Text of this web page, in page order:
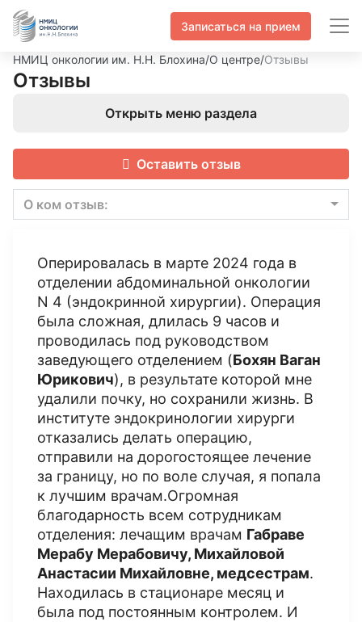
Записаться на прием
НМИЦ онкологии им. Н.Н. Блохина/О центре/Отзывы
Отзывы
Открыть меню раздела
Оставить отзыв
О ком отзыв:
Оперировалась в марте 2024 года в
отделении абдоминальной онкологии
N 4 (эндокринной хирургии). Операция
была сложная, длилась 9 часов и
проводилась под руководством
заведующего отделением (Бохян Ваган
Юрикович), в результате которой мне
удалили почку, но сохранили жизнь. В
институте эндокринологии хирурги
отказались делать операцию,
отправили на дорогостоящее лечение
за границу, но по воле случая, я попала
к лучшим врачам.Огромная
благодарность всем сотрудникам
отделения: лечащим врачам Габраве
Мерабу Мерабовичу, Михайловой
Анастасии Михайловне, медсестрам.
Находилась в стационаре месяц и
была под постоянным контролем. И